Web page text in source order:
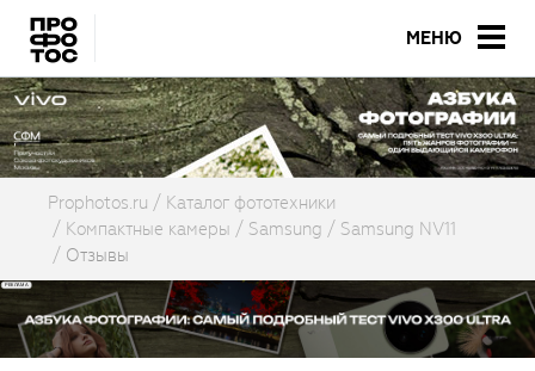
МЕНЮ
Prophotos.ru
Каталог фототехники
Компактные камеры
Samsung
Samsung NV11
Отзывы